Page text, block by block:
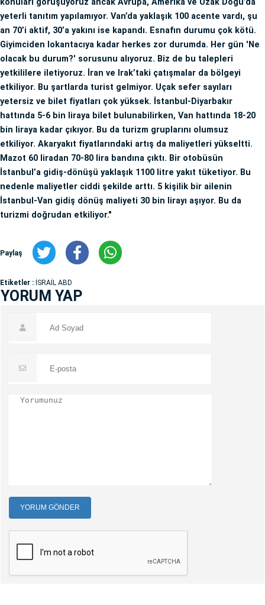
yeterli tanıtım yapılamıyor. Van’da yaklaşık 100 acente vardı, şu
an 70’i aktif, 30’a yakını ise kapandı. Esnafın durumu çok kötü.
Giyimciden lokantacıya kadar herkes zor durumda. Her gün 'Ne
olacak bu durum?' sorusunu alıyoruz. Biz de bu talepleri
yetkililere iletiyoruz. İran ve Irak’taki çatışmalar da bölgeyi
etkiliyor. Bu şartlarda turist gelmiyor. Uçak sefer sayıları
yetersiz ve bilet fiyatları çok yüksek. İstanbul-Diyarbakır
hattında 5-6 bin liraya bilet bulunabilirken, Van hattında 18-20
bin liraya kadar çıkıyor. Bu da turizm gruplarını olumsuz
etkiliyor. Akaryakıt fiyatlarındaki artış da maliyetleri yükseltti.
Mazot 60 liradan 70-80 lira bandına çıktı. Bir otobüsün
İstanbul’a gidiş-dönüşü yaklaşık 1100 litre yakıt tüketiyor. Bu
nedenle maliyetler ciddi şekilde arttı. 5 kişilik bir ailenin
İstanbul-Van gidiş dönüş maliyeti 30 bin lirayı aşıyor. Bu da
turizmi doğrudan etkiliyor."
Paylaş
Etiketler : İSRAİL ABD
YORUM YAP
YORUM GÖNDER